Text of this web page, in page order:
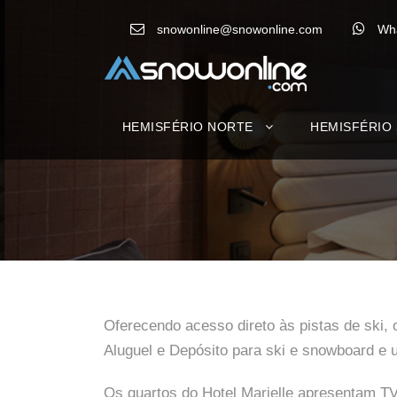
snowonline@snowonline.com
HEMISFÉRIO NORTE HEMISFÉRIO
Oferecendo acesso direto às pistas de ski,
Aluguel e Depósito para ski e snowboard e
Os quartos do Hotel Marielle apresentam